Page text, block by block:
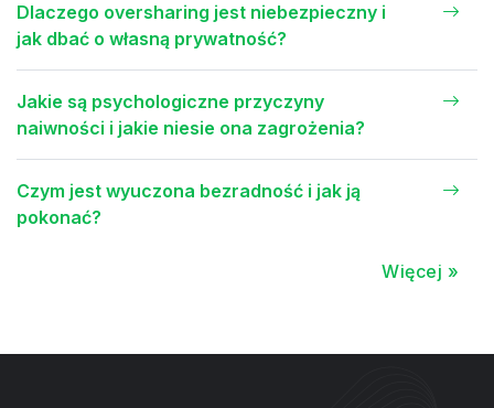
Dlaczego oversharing jest niebezpieczny i
jak dbać o własną prywatność?
Jakie są psychologiczne przyczyny
naiwności i jakie niesie ona zagrożenia?
Czym jest wyuczona bezradność i jak ją
pokonać?
Więcej »